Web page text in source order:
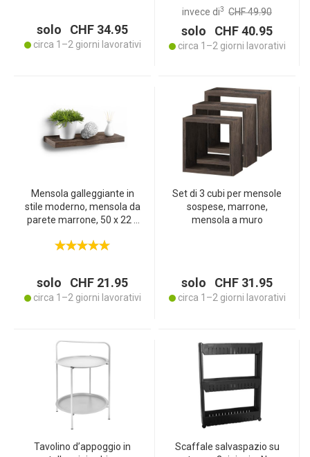
bevande a portata di
mano
solo CHF 34.95
circa 1–2 giorni lavorativi
plastica 54x12x71,5 cm
invece di3 CHF 49.90
solo CHF 40.95
circa 1–2 giorni lavorativi
Mensola galleggiante in
stile moderno, mensola da
parete marrone, 50 x 22 x
solo CHF 21.95
circa 1–2 giorni lavorativi
Set di 3 cubi per mensole
sospese, marrone,
mensola a muro
solo CHF 31.95
circa 1–2 giorni lavorativi
Tavolino d’appoggio in
Scaffale salvaspazio su